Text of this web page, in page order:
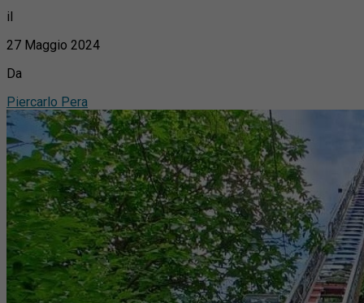
il
27 Maggio 2024
Da
Piercarlo Pera